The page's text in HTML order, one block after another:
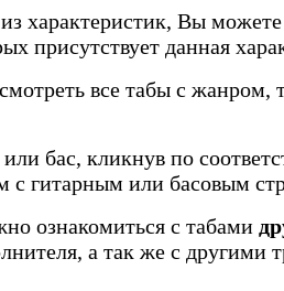
характеристик, Вы
присутствует данная
все табы с жанром,
или бас, кликнув по
с гитарным или басовым
ознакомиться с табами
а так же с другими